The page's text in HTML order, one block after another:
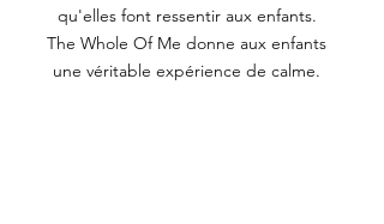
qu'elles font ressentir aux enfants.
The Whole Of Me donne aux enfants
une véritable expérience de calme.